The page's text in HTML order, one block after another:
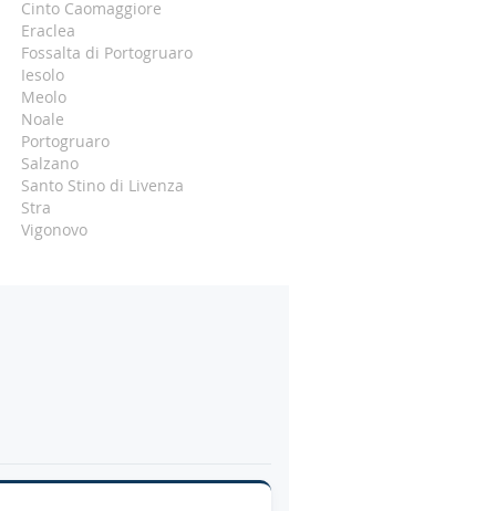
Cinto Caomaggiore
Eraclea
Fossalta di Portogruaro
Iesolo
Meolo
Noale
Portogruaro
Salzano
Santo Stino di Livenza
Stra
Vigonovo